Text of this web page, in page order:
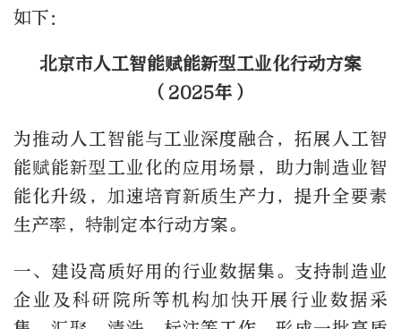
如下：
北京市人工智能赋能新型工业化行动方案
（2025年）
为推动人工智能与工业深度融合，拓展人工智
能赋能新型工业化的应用场景，助力制造业智
能化升级，加速培育新质生产力，提升全要素
生产率，特制定本行动方案。
一、建设高质好用的行业数据集。支持制造业
企业及科研院所等机构加快开展行业数据采